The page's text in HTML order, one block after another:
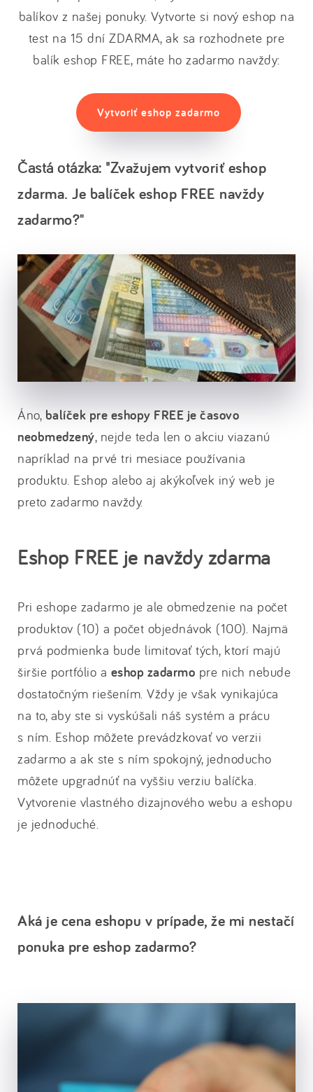
balíkov z našej ponuky. Vytvorte si nový eshop na
test na 15 dní ZDARMA, ak sa rozhodnete pre
balík eshop FREE, máte ho zadarmo navždy:
Vytvoriť eshop zadarmo
Častá otázka: "Zvažujem vytvoriť eshop
zdarma. Je balíček eshop FREE navždy
zadarmo?"
Áno, balíček pre eshopy FREE je časovo
neobmedzený, nejde teda len o akciu viazanú
napríklad na prvé tri mesiace používania
produktu. Eshop alebo aj akýkoľvek iný web je
preto zadarmo navždy.
Eshop FREE je navždy zdarma
Pri eshope zadarmo je ale obmedzenie na počet
produktov (10) a počet objednávok (100). Najmä
prvá podmienka bude limitovať tých, ktorí majú
širšie portfólio a eshop zadarmo pre nich nebude
dostatočným riešením. Vždy je však vynikajúca
na to, aby ste si vyskúšali náš systém a prácu
s ním. Eshop môžete prevádzkovať vo verzii
zadarmo a ak ste s ním spokojný, jednoducho
môžete upgradnúť na vyššiu verziu balíčka.
Vytvorenie vlastného dizajnového webu a eshopu
je jednoduché.
Aká je cena eshopu v prípade, že mi nestačí
ponuka pre eshop zadarmo?